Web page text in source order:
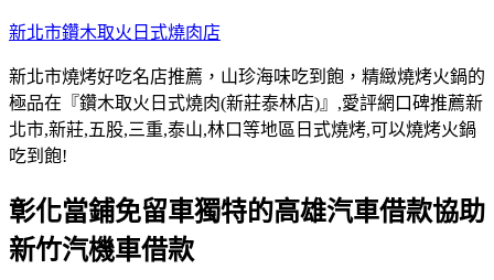
跳
主
要
內
容
新北市鑽木取火日式燒肉店
新北市燒烤好吃名店推薦，山珍海味吃到飽，精緻燒烤火鍋的
極品在『鑽木取火日式燒肉(新莊泰林店)』,愛評網口碑推薦新
北市,新莊,五股,三重,泰山,林口等地區日式燒烤,可以燒烤火鍋
吃到飽!
彰化當鋪免留車獨特的高雄汽車借款協助
新竹汽機車借款